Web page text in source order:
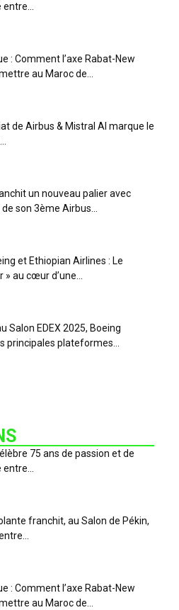
: Comment l’axe Rabat-New
au Maroc de...
de Airbus & Mistral AI marque le
un nouveau palier avec
son 3ème Airbus...
et Ethiopian Airlines : Le
au cœur d’une...
Salon EDEX 2025, Boeing
principales plateformes...
75 ans de passion et de
franchit, au Salon de Pékin,
: Comment l’axe Rabat-New
au Maroc de...